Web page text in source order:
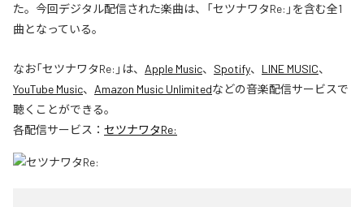
た。今回デジタル配信された楽曲は、「セツナワタRe:」を含む全1
曲となっている。
なお「セツナワタRe: 」は、 Apple Music、 Spotify、 LINE MUSIC、
YouTube Music、 Amazon Music Unlimitedなどの音楽配信サービスで
聴くことができる。
各配信サービス： セツナワタRe: